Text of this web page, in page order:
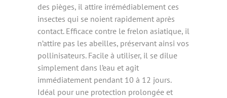
des pièges, il attire irrémédiablement ces
insectes qui se noient rapidement après
contact. Efficace contre le frelon asiatique, il
n’attire pas les abeilles, préservant ainsi vos
pollinisateurs. Facile à utiliser, il se dilue
simplement dans l’eau et agit
immédiatement pendant 10 à 12 jours.
Idéal pour une protection prolongée et